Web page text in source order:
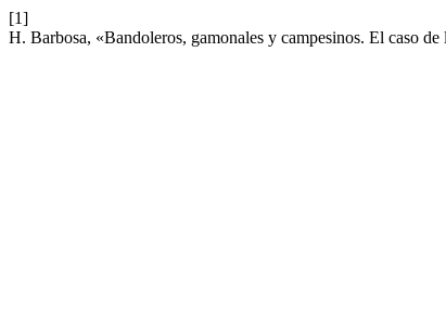
[1]
H. Barbosa, «Bandoleros, gamonales y campesinos. El caso